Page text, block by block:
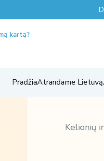
kartą?
PradžiaAtrandame Lietuvą
Kelionės su
Kelionių